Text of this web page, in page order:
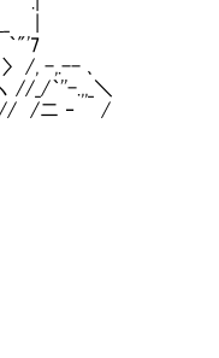
＿_ | ／【コメ
'‐'-､ ｀"'7 | ”外”の
〉 /, -,.-- ､ ＼＿＿
｀''-.,,_＼ ／【コ
/二 ‐ / | 一応ア